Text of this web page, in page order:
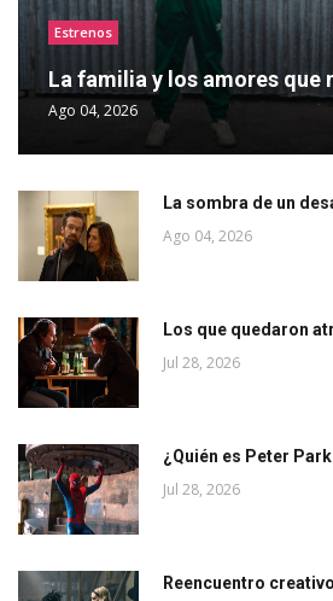
Estrenos
La familia y los amores que
Ago 04, 2026
La sombra de un
Ago 04, 2026
Los que quedaron
Jul 28, 2026
¿Quién es Peter
Jul 28, 2026
Reencuentro